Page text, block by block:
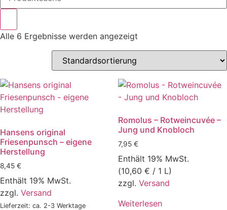
Alle 6 Ergebnisse werden angezeigt
Hansens original
Friesenpunsch – eigene
Herstellung
8,45 €
Enthält 19% MwSt.
zzgl. Versand
Lieferzeit: ca. 2-3 Werktage
Romolus – Rotweincuvée –
Jung und Knobloch
7,95 €
Enthält 19% MwSt.
(10,60 € / 1 L)
zzgl. Versand
Weiterlesen